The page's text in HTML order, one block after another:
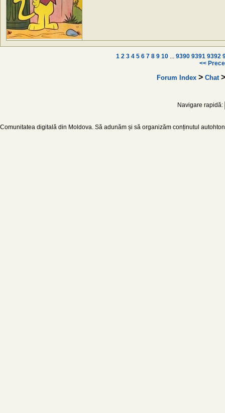
1 2 3 4 5 6 7 8 9 10... 9390 9391 9392
<<
Forum Index> Chat
Navigare rapidă:
Comunitatea digitală din Moldova. Să adunăm și să organizăm conținutul